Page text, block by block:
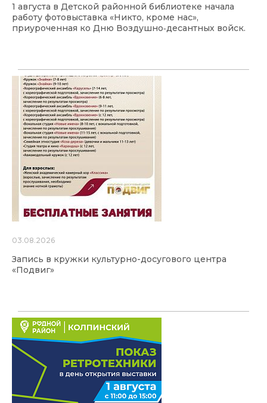
1 августа в Детской районной библиотеке начала
работу фотовыставка «Никто, кроме нас»,
приуроченная ко Дню Воздушно‑десантных войск.
03.08.2026
Запись в кружки культурно-досугового центра
«Подвиг»